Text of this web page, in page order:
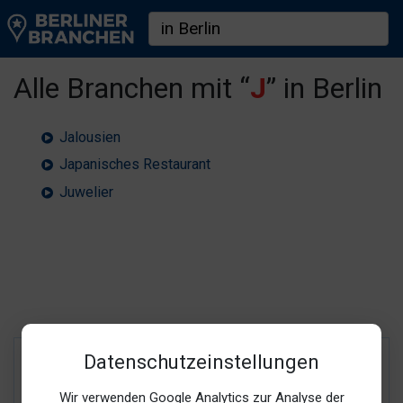
Datenschutzeinstellungen
Wir verwenden Google Analytics zur Analyse der
Alle Branchen mit “J” in Berlin
Jalousien
Japanisches Restaurant
Juwelier